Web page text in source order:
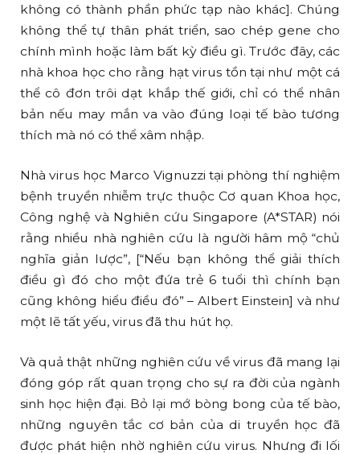
không có thành phần phức tạp nào khác]. Chúng
không thể tự thân phát triển, sao chép gene cho
chính mình hoặc làm bất kỳ điều gì. Trước đây, các
nhà khoa học cho rằng hạt virus tồn tại như một cá
thể cô đơn trôi dạt khắp thế giới, chỉ có thể nhân
bản nếu may mắn va vào đúng loại tế bào tương
thích mà nó có thể xâm nhập.
Nhà virus học Marco Vignuzzi tại phòng thí nghiệm
bệnh truyền nhiễm trực thuộc Cơ quan Khoa học,
Công nghệ và Nghiên cứu Singapore (A*STAR) nói
rằng nhiều nhà nghiên cứu là người hâm mộ “chủ
nghĩa giản lược”, [“Nếu bạn không thể giải thích
điều gì đó cho một đứa trẻ 6 tuổi thì chính bạn
cũng không hiểu điều đó” – Albert Einstein] và như
một lẽ tất yếu, virus đã thu hút họ.
Và quả thật những nghiên cứu về virus đã mang lại
đóng góp rất quan trọng cho sự ra đời của ngành
sinh học hiện đại. Bỏ lại mớ bòng bong của tế bào,
những nguyên tắc cơ bản của di truyền học đã
được phát hiện nhờ nghiên cứu virus. Nhưng đi lối